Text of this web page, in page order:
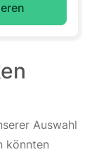
Auswahl
könnten